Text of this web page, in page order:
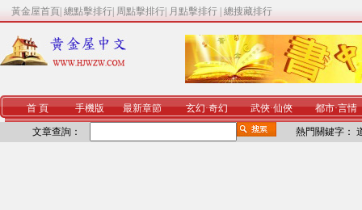
黃金屋首頁 總點擊排行 周點擊排行 月點擊排行 總搜藏排行
首 頁 手機版 最新章節 玄幻·奇幻 武俠·仙俠 都市·言情
文章查詢： 熱門關鍵字：